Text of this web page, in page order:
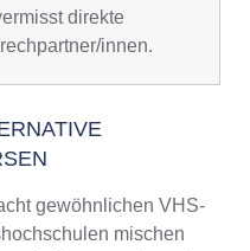
direkte
innen.
gewöhnlichen VHS-
mischen